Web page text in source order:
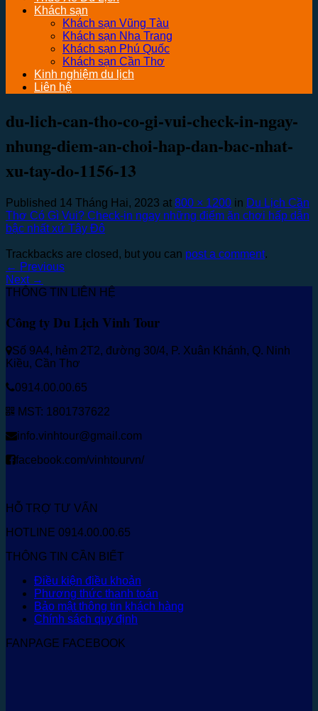
Khách sạn
Khách sạn Vũng Tàu
Khách sạn Nha Trang
Khách sạn Phú Quốc
Khách sạn Cần Thơ
Kinh nghiệm du lịch
Liên hệ
du-lich-can-tho-co-gi-vui-check-in-ngay-
nhung-diem-an-choi-hap-dan-bac-nhat-
xu-tay-do-1156-13
Published 14 Tháng Hai, 2023 at 800 × 1200 in Du Lịch Cần
Thơ Có Gì Vui? Check-in ngay những điểm ăn chơi hấp dẫn
bậc nhất xứ Tây Đô
Trackbacks are closed, but you can post a comment.
← Previous
Next →
THÔNG TIN LIÊN HỆ
Công ty Du Lịch Vinh Tour
Số 9A4, hẻm 2T2, đường 30/4, P. Xuân Khánh, Q. Ninh
Kiều, Cần Thơ
0914.00.00.65
MST: 1801737622
info.vinhtour@gmail.com
facebook.com/vinhtourvn/
HỖ TRỢ TƯ VẤN
HOTLINE 0914.00.00.65
THÔNG TIN CẦN BIẾT
Điều kiện điều khoản
Phương thức thanh toán
Bảo mật thông tin khách hàng
Chính sách quy định
FANPAGE FACEBOOK